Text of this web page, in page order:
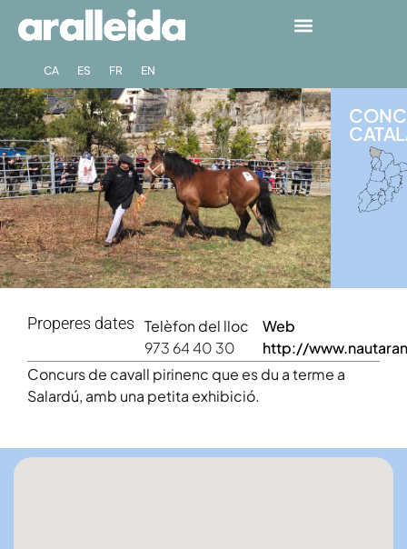
CA ES FR EN
Properes dates Telèfon del lloc
973 64 40 30
Web
http://
Concurs de cavall pirinenc que es du a terme a
Salardú, amb una petita exhibició.